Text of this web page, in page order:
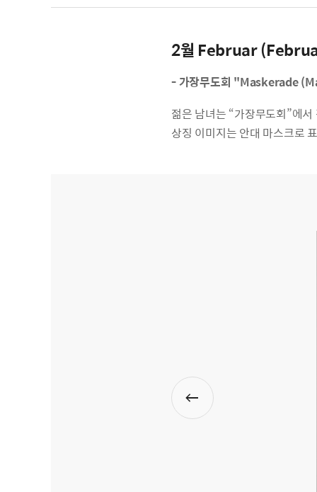
2월 Februar
-가장무도회 "Maskerade
젊은 남녀는 “가장무도회”에
상징 이미지는 안대 마스크로